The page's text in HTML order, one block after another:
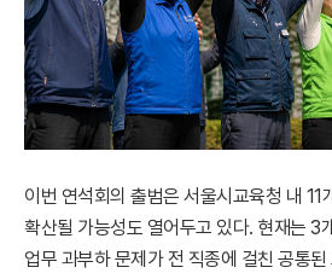
이번 연석회의 출범은 서울시교육청 내 11
확산될 가능성도 열어두고 있다. 현재는 3
업무 과부하 문제가 전 직종에 걸친 공통